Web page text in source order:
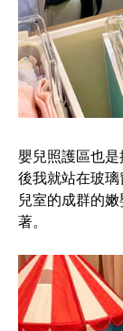
家
嬰
兒
照
護
區
嬰兒照護區也
後我就站在玻
兒室的成群的
著。
英
倫